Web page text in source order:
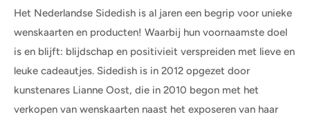
Het Nederlandse Sidedish is al jaren een begrip voor unieke
wenskaarten en producten! Waarbij hun voornaamste doel
is en blijft: blijdschap en positivieit verspreiden met lieve en
leuke cadeautjes. Sidedish is in 2012 opgezet door
kunstenares Lianne Oost, die in 2010 begon met het
verkopen van wenskaarten naast het exposeren van haar